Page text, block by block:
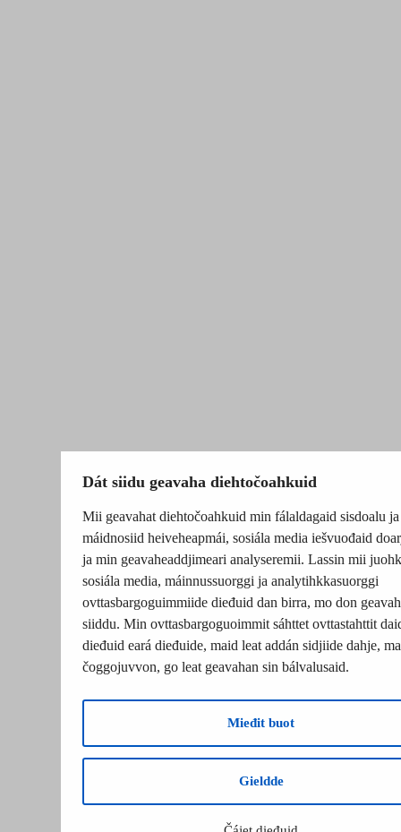
Dát siidu geavaha diehtočoahkuid
Mii geavahat diehtočoahkuid min fálaldagaid sisdoalu ja
máidnosiid heiveheapmái, sosiála media iešvuođaid
ja min geavaheaddjimeari analyseremii. Lassin mii
sosiála media, máinnussuorggi ja analytihkkasuorggi
ovttasbargoguimmiide dieđuid dan birra, mo don
siiddu. Min ovttasbargoguoimmit sáhttet ovttastahttit
dieđuid eará dieđuide, maid leat addán sidjiide dahje,
čoggojuvvon, go leat geavahan sin bálvalusaid.
Mieđit buot
Gieldde